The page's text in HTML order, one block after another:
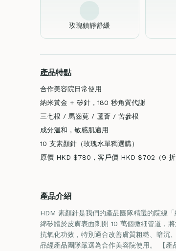
玫瑰鎮靜舒緩
產品特點
合作美容院日常使用
納米黃金 + 矽針，180 秒角質代謝
三七根 / 馬齒莧 / 蘆薈 / 苦參根
成分溫和，敏感肌適用
10 支素顏針（玫瑰水單獨選購）
原價 HKD $780，客戶價 HKD $702（9 折
產品介紹
HDM 素顏針是我們的產品團隊精選的院線
綿矽體於皮膚表面刺開 10 萬個微細管道，
抗氧化功效，特別適合改善膚質粗糙、暗沉
品經產品團隊嚴選為合作美容院使用。 【